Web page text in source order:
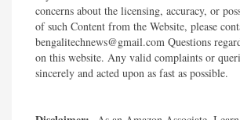
concerns about the licensing, accuracy, or
of such Content from the Website, please
bengalitechnews@gmail.com Questions
on this website. Any valid complaints or
sincerely and acted upon as fast as possible.​